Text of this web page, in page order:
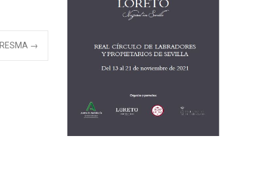
→